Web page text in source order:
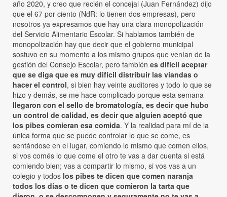
año 2020, y creo que recién el concejal (Juan Fernández) dijo
que el 67 por ciento (NdR: lo tienen dos empresas), pero
nosotros ya expresamos que hay una clara monopolización
del Servicio Alimentario Escolar. Si hablamos también de
monopolización hay que decir que el gobierno municipal
sostuvo en su momento a los mismo grupos que venían de la
gestión del Consejo Escolar, pero también es difícil aceptar
que se diga que es muy difícil distribuir las viandas o
hacer el control, si bien hay veinte auditores y todo lo que se
hizo y demás, se me hace complicado porque esta semana
llegaron con el sello de bromatología, es decir que hubo
un control de calidad, es decir que alguien aceptó que
los pibes comieran esa comida. Y la realidad para mí de la
única forma que se puede controlar lo que se come, es
sentándose en el lugar, comiendo lo mismo que comen ellos,
si vos comés lo que come el otro te vas a dar cuenta si está
comiendo bien; vas a compartir lo mismo, si vos vas a un
colegio y todos los pibes te dicen que comen naranja
todos los días o te dicen que comieron la tarta que